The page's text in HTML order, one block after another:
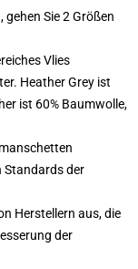
gehen Sie 2 Größen
Vlies
Heather Grey ist
ist 60% Baumwolle,
Standards der
Herstellern aus, die
der